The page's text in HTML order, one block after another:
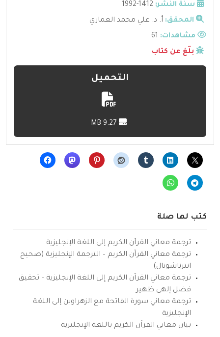
سنة النشر: 1412-1992
المحقق: أ. د. علي محمد العماري
مشاهدات:
بلّغ عن كتاب
التحميل
كتب لها صلة
ترجمة معاني القرآن الكريم إلى اللغة الإنجليزية
ترجمة معاني القرآن الكريم – الترجمة الإنجليزية (صحيح
انترناشونال)
ترجمة معاني القرآن الكريم إلى اللغة الإنجليزية – تحقيق
فضل إلهي ظهير
ترجمة معاني سورة الفاتحة مع الزهراوين إلى اللغة
الإنجليزية
بيان معاني القرآن الكريم باللغة الإنجليزية